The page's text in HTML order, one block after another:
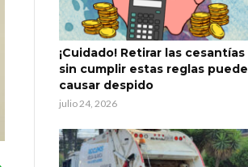
¡Cuidado! Retirar las cesantías
sin cumplir estas reglas puede
causar despido
julio 24, 2026